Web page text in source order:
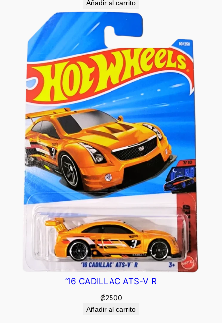
Añadir al carrito
’16 CADILLAC ATS-V R
₡2500
Añadir al carrito